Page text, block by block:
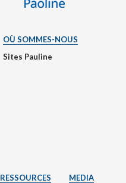
OÙ SOMMES-NOUS
Sites Pauline
RESSOURCES MEDIA